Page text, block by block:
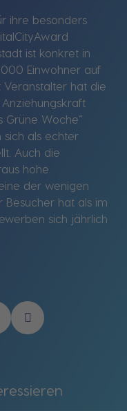
ihre besonders
ist konkret in
Einwohner auf
Veranstalter hat die
Grüne Woche“
als echter
Auch die
hohe
der wenigen
hat als im
sich jährlich